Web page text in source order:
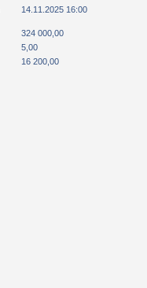
14.11.2025 16:00
324 000,00
5,00
16 200,00